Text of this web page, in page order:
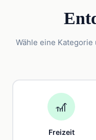
Wähle eine
🎢
Freizeit